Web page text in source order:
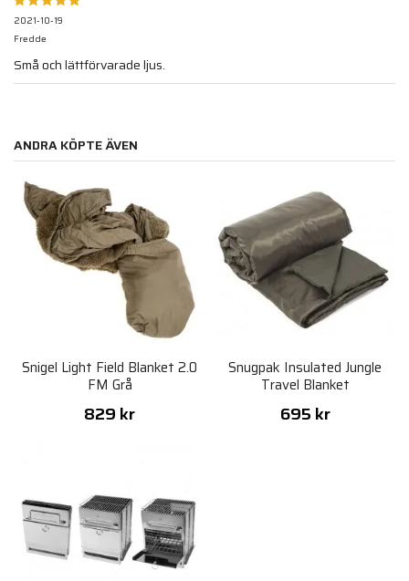
2021-10-19
Fredde
Små och lättförvarade ljus.
ANDRA KÖPTE ÄVEN
Snigel Light Field Blanket 2.0
FM Grå
829 kr
Snugpak Insulated Jungle
Travel Blanket
695 kr